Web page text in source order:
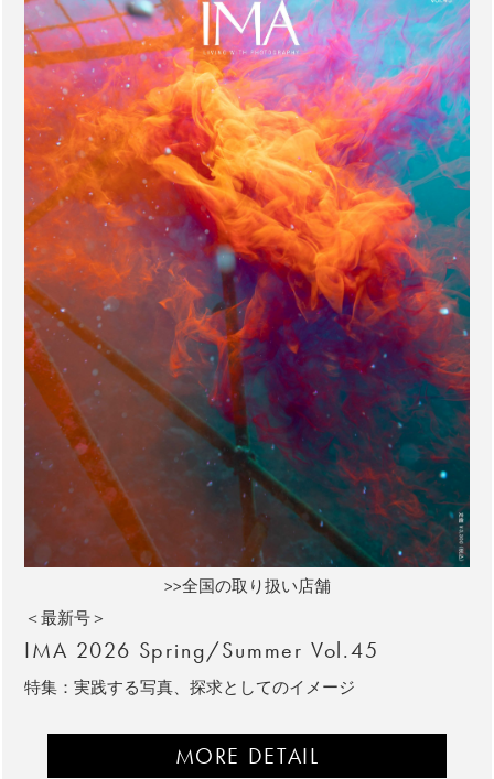
>>全国の取り扱い店舗
＜最新号＞
IMA 2026 Spring/Summer Vol.45
特集：実践する写真、探求としてのイメージ
MORE DETAIL